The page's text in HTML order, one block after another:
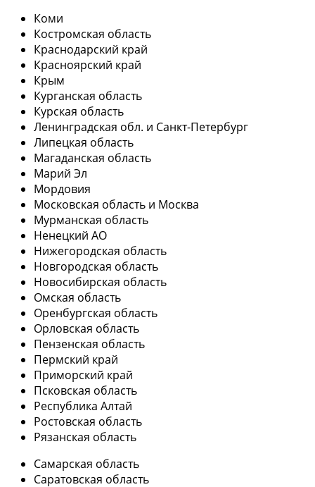
Коми
Костромская область
Краснодарский край
Красноярский край
Крым
Курганская область
Курская область
Ленинградская обл. и Санкт-Петербург
Липецкая область
Магаданская область
Марий Эл
Мордовия
Московская область и Москва
Мурманская область
Ненецкий АО
Нижегородская область
Новгородская область
Новосибирская область
Омская область
Оренбургская область
Орловская область
Пензенская область
Пермский край
Приморский край
Псковская область
Республика Алтай
Ростовская область
Рязанская область
Самарская область
Саратовская область